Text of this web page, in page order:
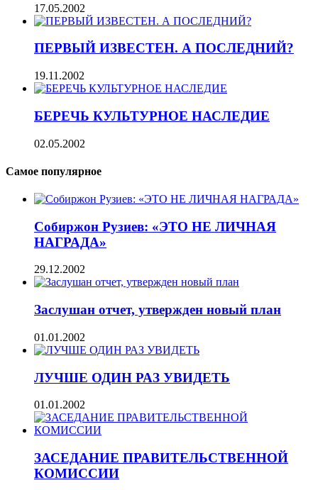
17.05.2002
ПЕРВЫЙ ИЗВЕСТЕН. А ПОСЛЕДНИЙ?
19.11.2002
БЕРЕЧЬ КУЛЬТУРНОЕ НАСЛЕДИЕ
02.05.2002
Самое популярное
Собиржон Рузиев: «ЭТО НЕ ЛИЧНАЯ
НАГРАДА»
29.12.2002
Заслушан отчет, утвержден новый план
01.01.2002
ЛУЧШЕ ОДИН РАЗ УВИДЕТЬ
01.01.2002
ЗАСЕДАНИЕ ПРАВИТЕЛЬСТВЕННОЙ
КОМИССИИ